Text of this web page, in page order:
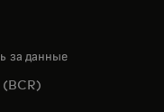
за данные
(BCR)